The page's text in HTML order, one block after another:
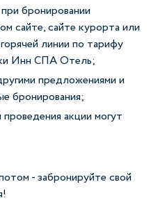
бронировании
сайте, сайте курорта или
линии по тарифу
Инн СПА Отель;
предложениями и
бронирования;
акции могут
- забронируйте свой